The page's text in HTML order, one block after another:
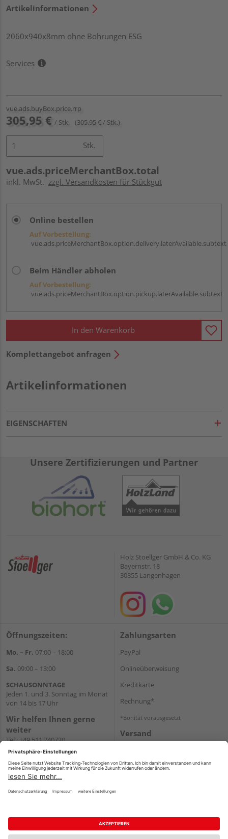
Artikelinformationen
2060x940x8mm ohne Bohrungen ESG
Services
vue.ads.buyBox.price.rrp
305,95 € / Stk. (305,95 € / Stk.)
Stk.
vue.ads.priceMerchantBox.total
inkl. MwSt. zzgl. Versandkosten für Stückgut
Online bestellen
Auf Vorbestellung:
vue.ads.priceMerchantBox.option.delivery.laterAvailable.subtext
Beim Händler abholen
Auf Vorbestellung:
vue.ads.priceMerchantBox.option.pickup.laterAvailable.subtext
In den Warenkorb
Komplettangebot anfragen
Artikelinformationen
EIGENSCHAFTEN
Unsere Zertifizierungen und Partner
Holz Stoellger GmbH & Co. KG
Bayernstr. 18
30855 Langenhagen
Öffnungszeiten:
Mo. – Fr. 07:00 – 18:00
Sa. 09:00 – 13:00
SCHAUSONNTAGE
Jeden 1. und 3. Sonntag im Monat
von 14 bis 17 Uhr
Wir helfen Ihnen gerne
weiter
Tel.:+49 511 740720
E-Mail:shop@holzland-
WhatsApp
Zahlungsarten
PayPal
Onlineüberweisung
Kreditkarte
Rechnung*
*Bonität vorausgesetzt
Versand
Versandkosten
Impressum AGB Widerruf
Datenschutz
Reservierungsbedingungen
Vertrag widerrufen